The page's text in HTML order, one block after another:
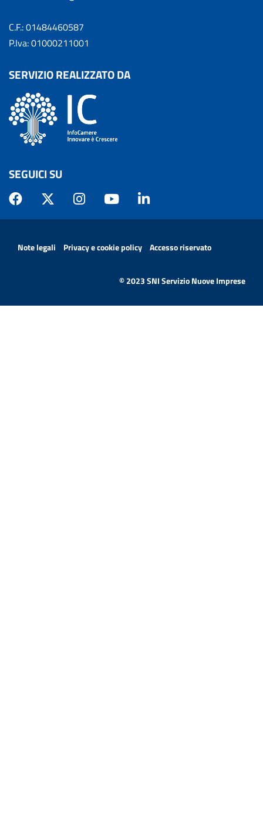
C.F.: 01484460587
P.Iva: 01000211001
SERVIZIO REALIZZATO DA
SEGUICI SU
MENÙ PRIVACY
Note legali Privacy e cookie policy Accesso riservato
© 2023 SNI Servizio Nuove Imprese